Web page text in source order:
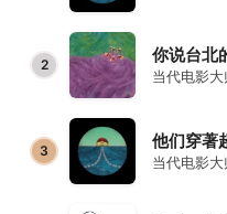
rock, post punk, and lo-fi
2 你说台北
3 他们穿著